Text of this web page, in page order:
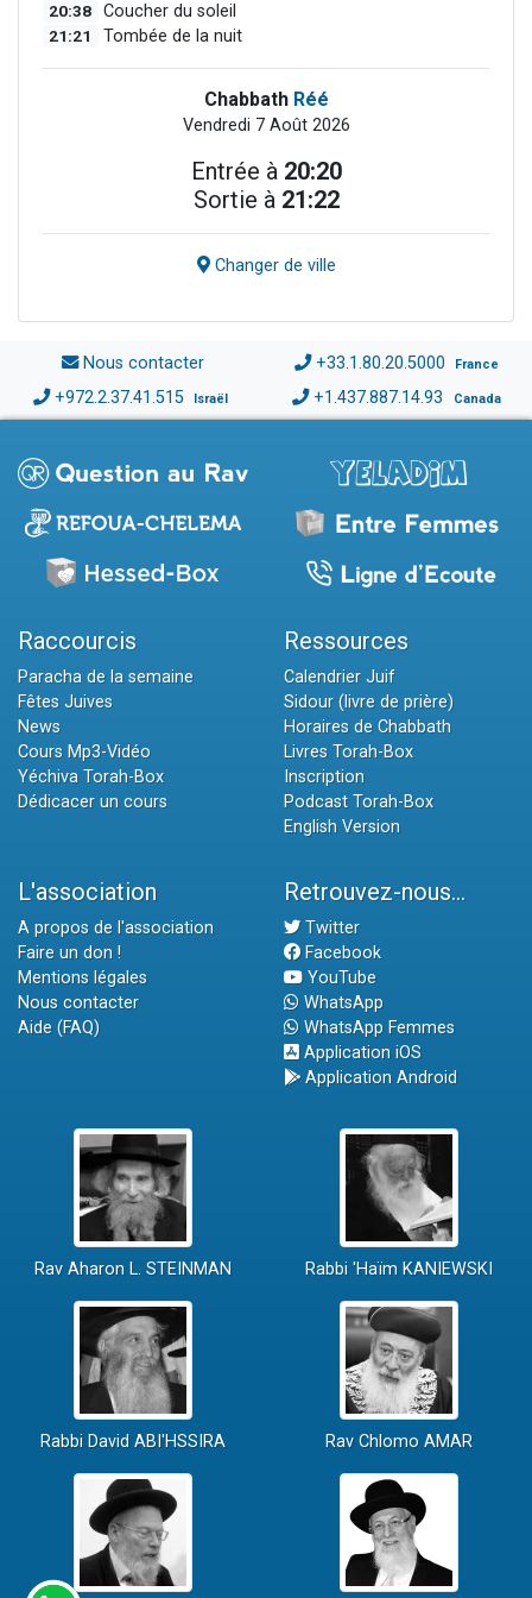
20:38 Coucher du soleil
21:21 Tombée de la nuit
Chabbath Réé
Vendredi 7 Août 2026
Entrée à 20:20
Sortie à 21:22
Changer de ville
Nous contacter +33.1.80.20.5000 France
+972.2.37.41.515 Israël +1.437.887.14.93 Canada
Raccourcis
Paracha de la semaine
Fêtes Juives
News
Cours Mp3-Vidéo
Yéchiva Torah-Box
Dédicacer un cours
Ressources
Calendrier Juif
Sidour (livre de prière)
Horaires de Chabbath
Livres Torah-Box
Inscription
Podcast Torah-Box
English Version
L'association
A propos de l'association
Faire un don !
Mentions légales
Nous contacter
Aide (FAQ)
Retrouvez-nous...
Twitter
Facebook
YouTube
WhatsApp
WhatsApp Femmes
Application iOS
Application Android
Rav Aharon L. STEINMAN Rabbi 'Haïm KANIEWSKI
Rabbi David ABI'HSSIRA Rav Chlomo AMAR